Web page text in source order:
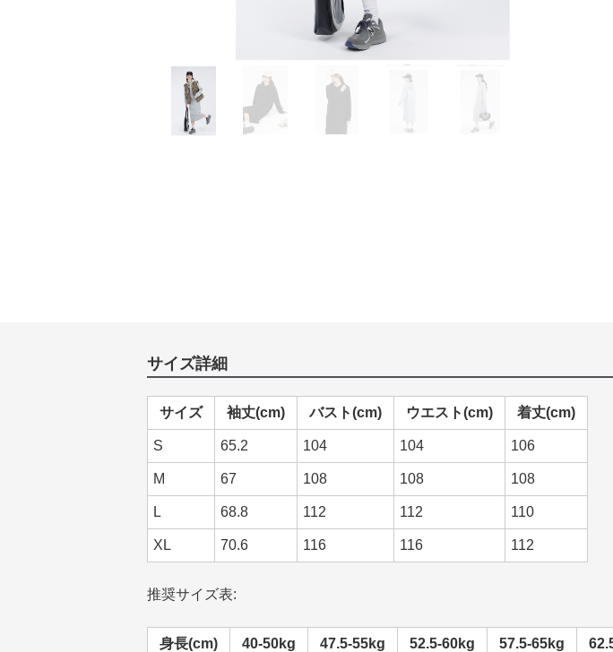
サイズ詳細
サイズ 袖丈(cm) バスト(cm) ウエスト(cm) 着丈(cm)
S 65.2 104 104 106
M 67 108 108 108
L 68.8 112 112 110
XL 70.6 116 116 112
推奨サイズ表:
身長(cm) 40-50kg 47.5-55kg 52.5-60kg 57.5-65kg